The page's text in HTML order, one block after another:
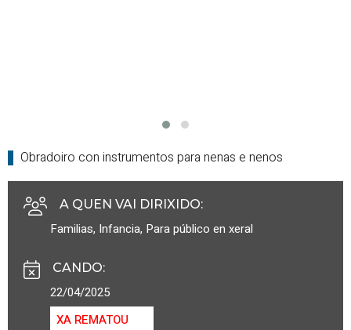
Obradoiro con instrumentos para nenas e nenos
A QUEN VAI DIRIXIDO:
Familias, Infancia, Para público en xeral
CANDO:
22/04/2025
XA REMATOU